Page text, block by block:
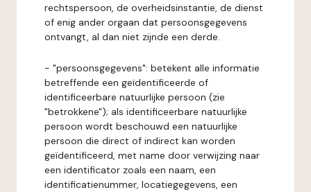
rechtspersoon, de overheidsinstantie, de dienst
of enig ander orgaan dat persoonsgegevens
ontvangt, al dan niet zijnde een derde.
- "persoonsgegevens": betekent alle informatie
betreffende een geïdentificeerde of
identificeerbare natuurlijke persoon (zie
"betrokkene"); als identificeerbare natuurlijke
persoon wordt beschouwd een natuurlijke
persoon die direct of indirect kan worden
geïdentificeerd, met name door verwijzing naar
een identificator zoals een naam, een
identificatienummer, locatiegegevens, een